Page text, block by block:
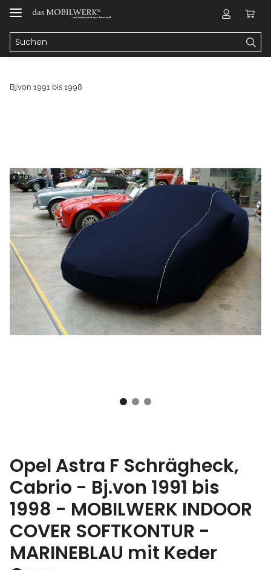
Bj.von 1991 bis 1998
Opel Astra F Schrägheck,
Cabrio - Bj.von 1991 bis
1998 - MOBILWERK INDOOR
COVER SOFTKONTUR -
MARINEBLAU mit Keder